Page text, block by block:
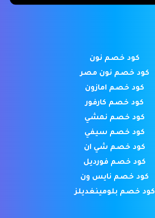
كود خصم نون
كود خصم نون مصر
كود خصم امازون
كود خصم كارفور
كود خصم نمشي
كود خصم سيفي
كود خصم شي ان
كود خصم فورديل
كود خصم نايس ون
كود خصم بلومينغديلز